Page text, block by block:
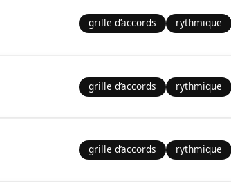
grille d’accords rythmique
grille d’accords rythmique
grille d’accords rythmique